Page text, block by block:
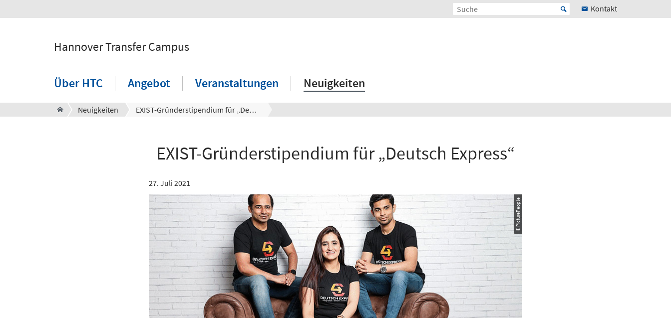
Kontakt
Hannover Transfer Campus
Über HTC Angebot Veranstaltungen Neuigkeiten
Neuigkeiten EXIST-Gründerstipendium für „Deutsch Express“
EXIST-Gründerstipendium für „Deutsch Express“
27. Juli 2021
© PicturePeople